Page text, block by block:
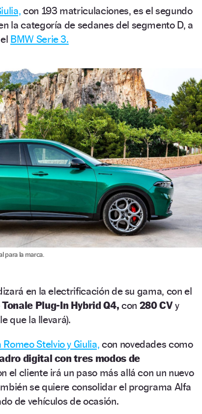
con 193 matriculaciones, es el segundo
la categoría de sedanes del segmento D, a
BMW Serie 3.
para la marca.
en la electrificación de su gama, con el
Plug-In Hybrid Q4,con 280 CVy
que la llevará).
Stelvio y Giulia,con novedades como
digital con tres modos de
el cliente irá un paso más allá con un nuevo
se quiere consolidar el programa Alfa
de vehículos de ocasión.